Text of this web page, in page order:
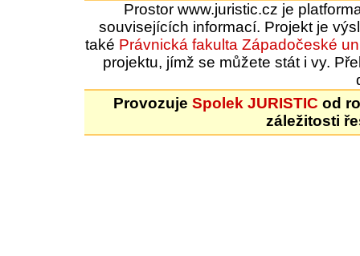
Prostor www.juristic.cz je
souvisejících informací. Projekt je
také Právnická fakulta Západočeské
projektu, jímž se můžete stát i vy.
Provozuje Spolek JURISTIC od
záležitosti